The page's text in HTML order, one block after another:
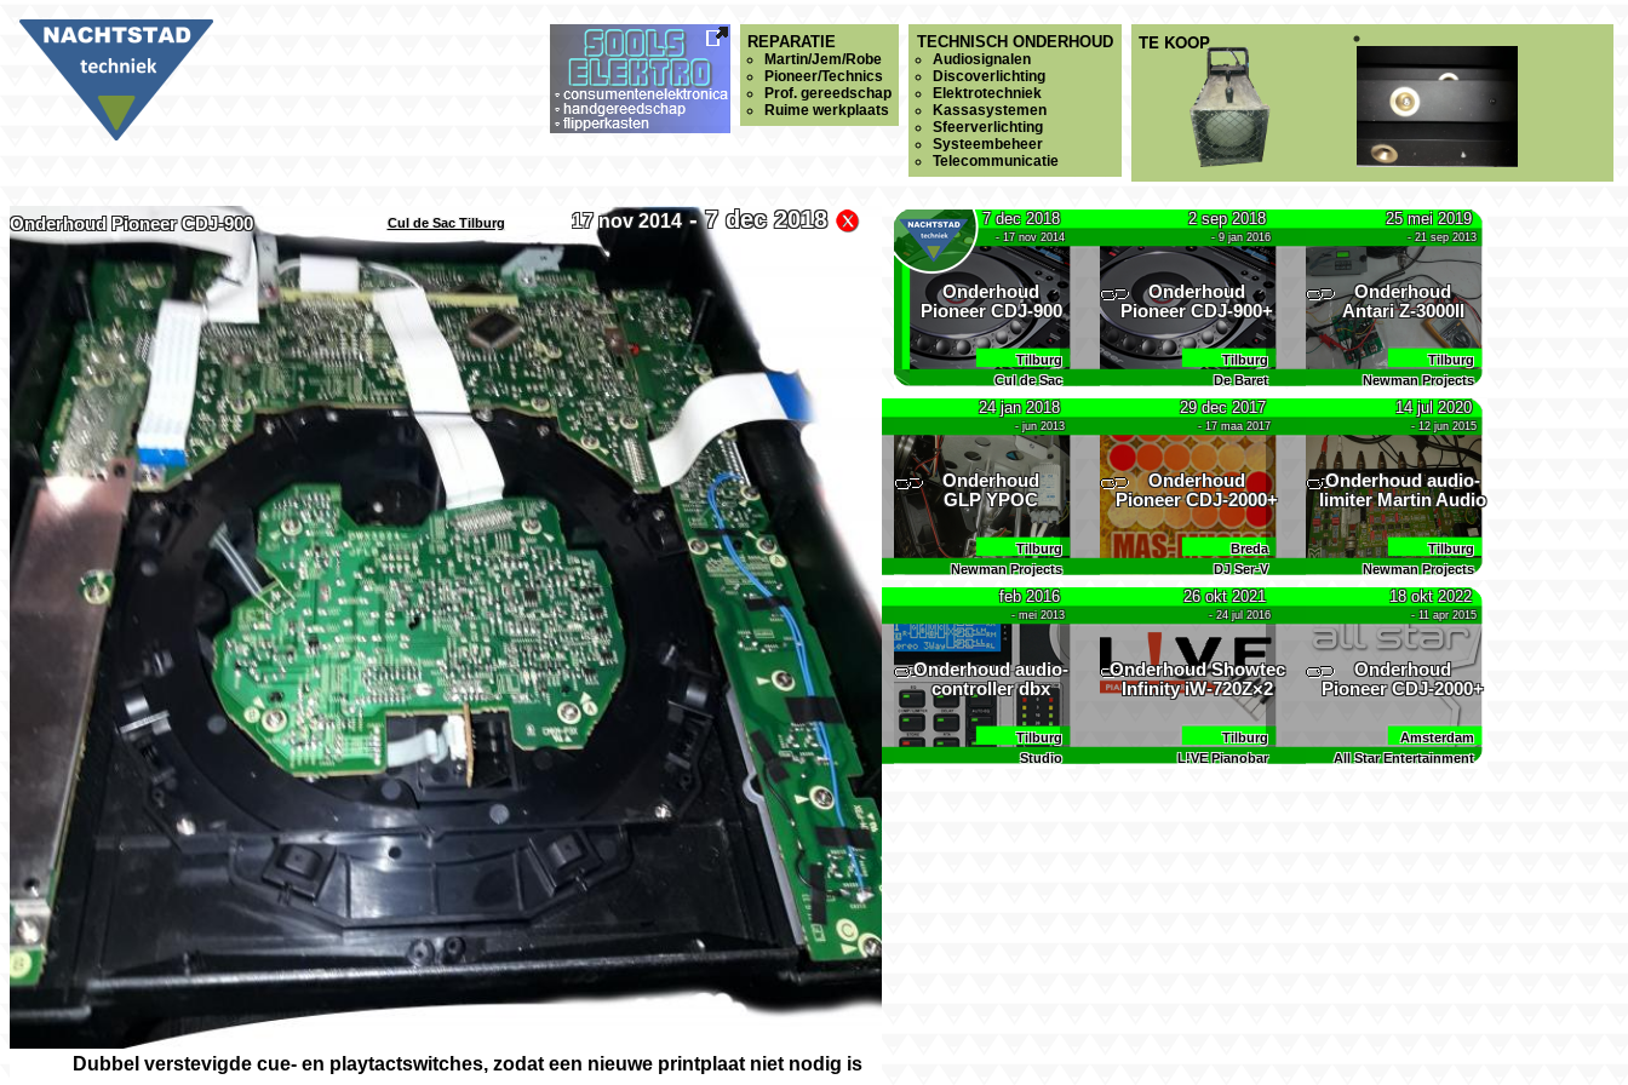
TECHNISCH ONDERHOUD
Audiosignalen
Discoverlichting
Elektrotechniek
Kassasystemen
Sfeerverlichting
Systeembeheer
Telecommunicatie
REPARATIE
Martin/Jem/Robe
Pioneer/Technics
Prof. gereedschap
Ruime werkplaats
17 nov 2014- 7 dec 2018
Onderhoud Pioneer CDJ-900 Cul de Sac Tilburg
Dubbel verstevigde cue- en playtactswitches, zodat een nieuwe printplaat niet nodig is
7 dec 2018
- 17 nov 2014
Onderhoud
Pioneer CDJ-900
Tilburg
Cul de Sac
2 sep 2018
- 9 jan 2016
Onderhoud
Pioneer CDJ-900+
Tilburg
De Baret
25 mei 2019
- 21 sep 2013
Onderhoud
Antari Z-3000II
Tilburg
Newman Projects
24 jan 2018
- jun 2013
Onderhoud
GLP YPOC
Tilburg
Newman Projects
29 dec 2017
- 17 maa 2017
Onderhoud
Pioneer CDJ-2000+
Breda
DJ Ser-V
14 jul 2020
- 12 jun 2015
Onderhoud audio­
limiterMartin Audio
Tilburg
Newman Projects
feb 2016
- mei 2013
Onderhoud audio­
controller dbx
Tilburg
Studio
26 okt 2021
- 24 jul 2016
Onderhoud Showtec
Infinity iW-720Z×2
Tilburg
L!VE Pianobar
18 okt 2022
- 11 apr 2015
Onderhoud
Pioneer CDJ-2000+
Amsterdam
All Star Entertainment